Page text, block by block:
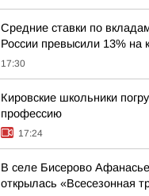
Средние ставки по
России превысили 13% на
17:30
Кировские школьники
профессию
17:24
В селе Бисерово
открылась «Всесезонная